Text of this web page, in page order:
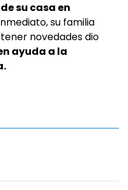
su casa en
su familia
novedades dio
ayuda a la